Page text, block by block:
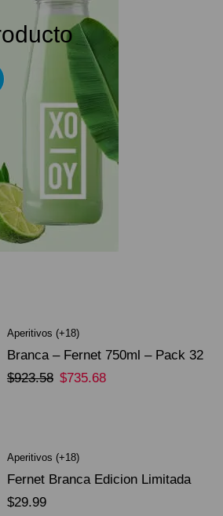
Aperitivos (+18)
Branca – Fernet 750ml – Pack 32
Unidades
$923.58 $735.68
Aperitivos (+18)
Fernet Branca Edicion Limitada
Dorado Mundial
$29.99